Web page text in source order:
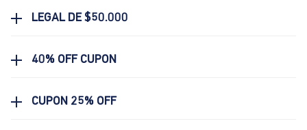
LEGAL DE $50.000
40% OFF CUPON
CUPON 25% OFF